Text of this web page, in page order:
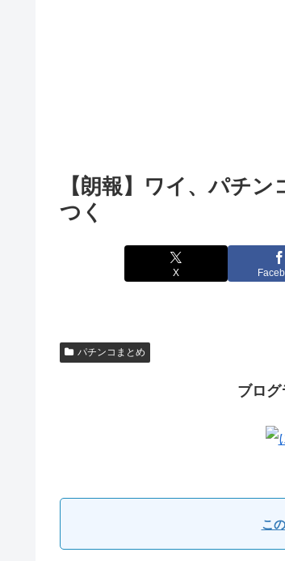
【朗報】ワイ、パチ
つく
X
パチンコまとめ
ブロ
こ